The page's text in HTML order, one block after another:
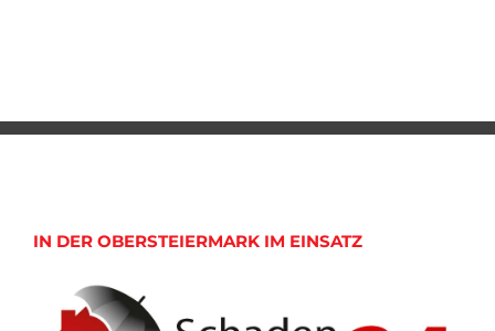
IN DER OBERSTEIERMARK IM EINSATZ